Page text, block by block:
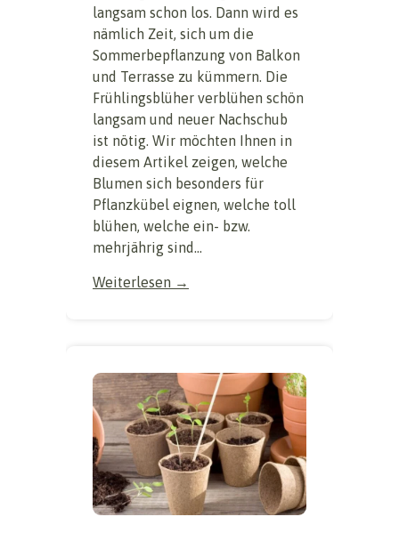
langsam schon los. Dann wird es
nämlich Zeit, sich um die
Sommerbepflanzung von Balkon
und Terrasse zu kümmern. Die
Frühlingsblüher verblühen schön
langsam und neuer Nachschub
ist nötig. Wir möchten Ihnen in
diesem Artikel zeigen, welche
Blumen sich besonders für
Pflanzkübel eignen, welche toll
blühen, welche ein- bzw.
mehrjährig sind...
Weiterlesen →